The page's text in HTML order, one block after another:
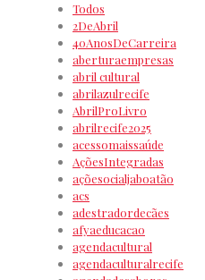
Todos
2DeAbril
40AnosDeCarreira
aberturaempresas
abril cultural
abrilazulrecife
AbrilProLivro
abrilrecife2025
acessomaissaúde
AçõesIntegradas
açõesocialjaboatão
acs
adestradordecães
afyaeducacao
agendacultural
agendaculturalrecife